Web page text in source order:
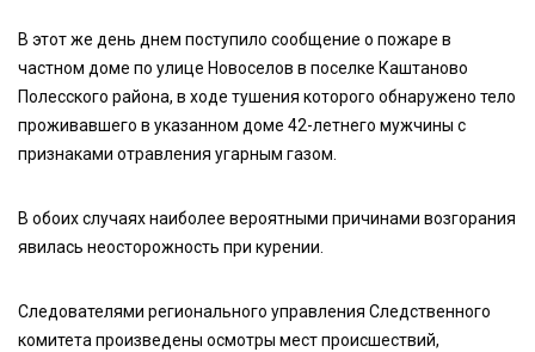
В этот же день днем поступило сообщение о пожаре в
частном доме по улице Новоселов в поселке Каштаново
Полесского района, в ходе тушения которого обнаружено тело
проживавшего в указанном доме 42-летнего мужчины с
признаками отравления угарным газом.
В обоих случаях наиболее вероятными причинами возгорания
явилась неосторожность при курении.
Следователями регионального управления Следственного
комитета произведены осмотры мест происшествий,